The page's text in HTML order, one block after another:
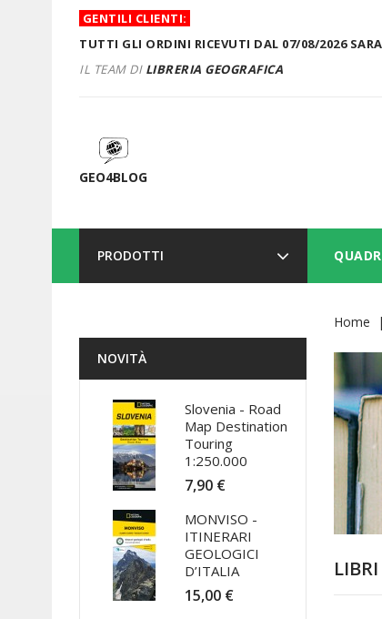
GENTILI CLIENTI:
TUTTI GLI ORDINI RICEVUTI DAL 07/08/2026
IL TEAM DI LIBRERIA GEOGRAFICA
GEO4BLOG
PRODOTTI
NOVITÀ
Slovenia - Road
Map Destination
Touring
1:250.000
7,90 €
MONVISO -
ITINERARI
GEOLOGICI
D’ITALIA
15,00 €
Home
LIBRI